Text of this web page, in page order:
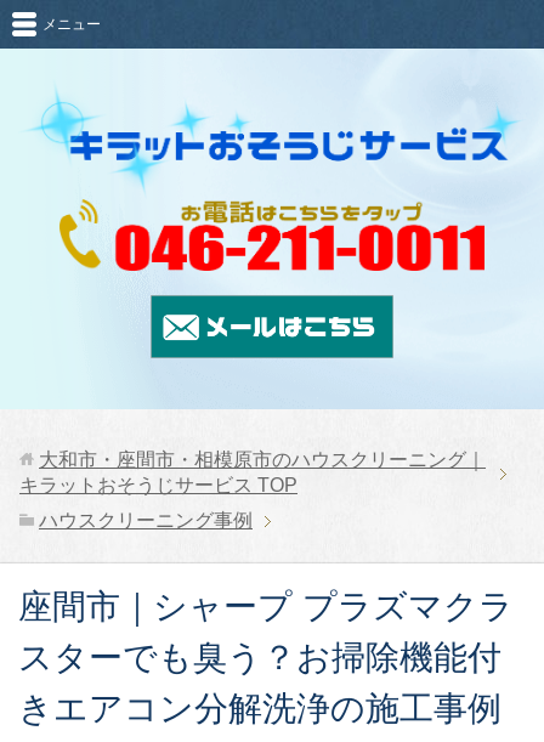
メニュー
大和市・座間市・相模原市のハウスクリーニング｜
キラットおそうじサービス TOP
ハウスクリーニング事例
座間市｜シャープ プラズマクラ
スターでも臭う？お掃除機能付
きエアコン分解洗浄の施工事例